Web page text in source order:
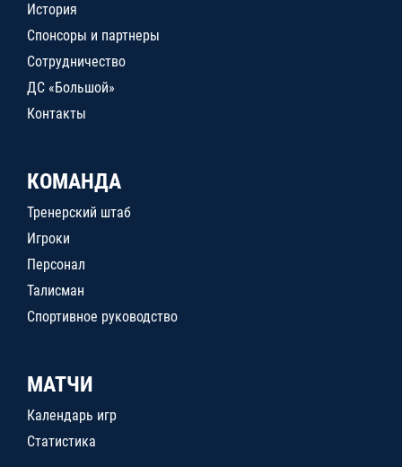
История
Спонсоры и партнеры
Сотрудничество
ДС «Большой»
Контакты
КОМАНДА
Тренерский штаб
Игроки
Персонал
Талисман
Спортивное руководство
МАТЧИ
Календарь игр
Статистика